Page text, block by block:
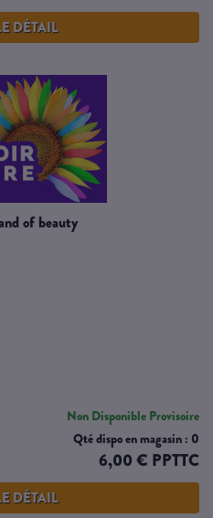
DÉTAIL
of beauty
Non Disponible Provisoire
Qté dispo en magasin : 0
6,00 € PPTTC
DÉTAIL